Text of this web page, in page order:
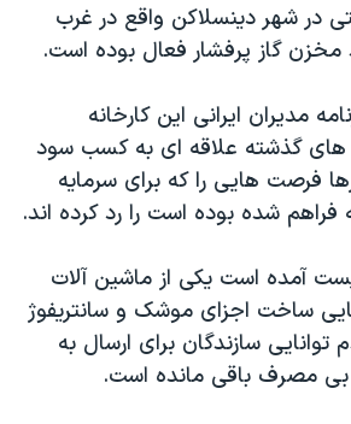
رهبری ایران
نوبل صلح
آمریکا «سی‌پک»
در شهر دینسلاکن واقع در غرب
مخزن گاز پرفشار فعال بوده است.
مدیران ایرانی این کارخانه
گذشته علاقه ای به کسب سود
فرصت هایی را که برای سرمایه
فراهم شده بوده است را رد کرده اند.
آمده است یکی از ماشین آلات
ساخت اجزای موشک و سانتریفوژ
توانایی سازندگان برای ارسال به
بی مصرف باقی مانده است.